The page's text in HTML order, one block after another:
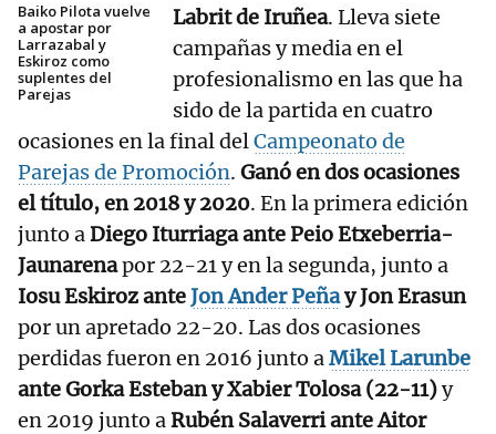
Baiko Pilota vuelve
a apostar por
Larrazabal y
Eskiroz como
suplentes del
Parejas
Labrit de Iruñea. Lleva siete
campañas y media en el
profesionalismo en las que ha
sido de la partida en cuatro
ocasiones en la final delCampeonato de
Parejas de Promoción. Ganó en dos ocasiones
el título, en 2018 y 2020. En la primera edición
junto aDiego Iturriaga ante Peio Etxeberria-
Jaunarenapor 22-21 y en la segunda, junto a
Iosu Eskiroz anteJon Ander Peñay Jon Erasun
por un apretado 22-20. Las dos ocasiones
perdidas fueron en 2016 junto aMikel Larunbe
ante Gorka Esteban y Xabier Tolosa (22-11)y
en 2019 junto aRubén Salaverri ante Aitor